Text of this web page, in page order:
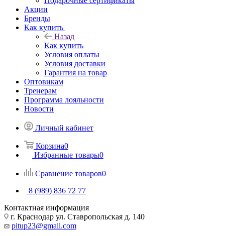
Акции
Бренды
Как купить
Назад
Как купить
Условия оплаты
Условия доставки
Гарантия на товар
Оптовикам
Тренерам
Программа лояльности
Новости
Личный кабинет
Корзина0
Избранные товары0
Сравнение товаров0
8 (989) 836 72 77
Контактная информация
г. Краснодар ул. Ставропольская д. 140
pitup23@gmail.com